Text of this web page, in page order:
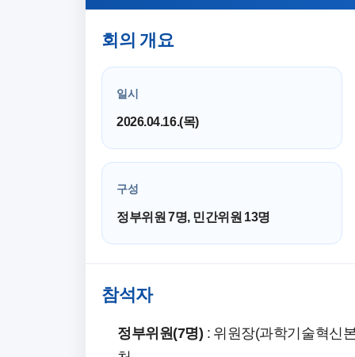
회의 개요
일시
2026.04.16.(목)
구성
정부위원 7명, 민간위원 13명
참석자
정부위원(7명) : 위원장(과학기술혁신